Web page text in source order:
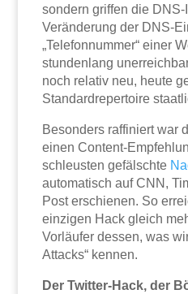
sondern griffen die
Veränderung der DNS-
„Telefonnummer“ einer
stundenlang
noch relativ neu, heute
Standardrepertoire
Besonders raffiniert war
einen Content-
schleusten gefälschte
automatisch auf CNN,
Post erschienen. So
einzigen Hack gleich
Vorläufer dessen, was
Attacks“ kennen.
Der Twitter-Hack, der